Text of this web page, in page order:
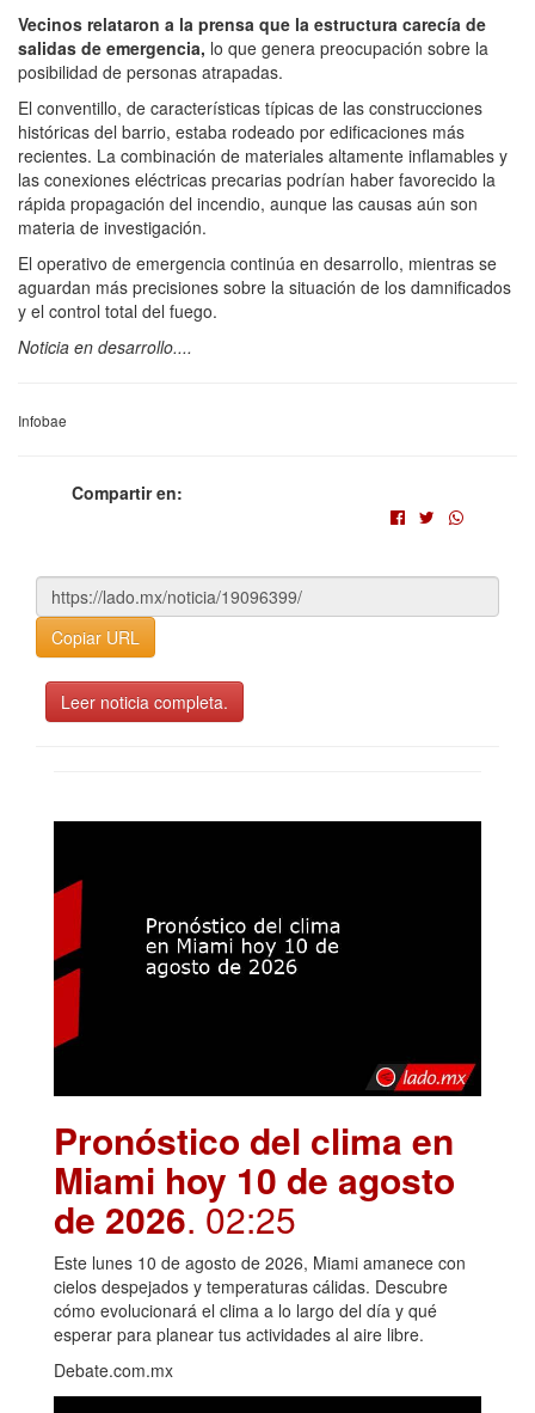
Vecinos relataron a la prensa que la estructura carecía de
salidas de emergencia, lo que genera preocupación sobre la
posibilidad de personas atrapadas.
El conventillo, de características típicas de las construcciones
históricas del barrio, estaba rodeado por edificaciones más
recientes. La combinación de materiales altamente inflamables y
las conexiones eléctricas precarias podrían haber favorecido la
rápida propagación del incendio, aunque las causas aún son
materia de investigación.
El operativo de emergencia continúa en desarrollo, mientras se
aguardan más precisiones sobre la situación de los damnificados
y el control total del fuego.
Noticia en desarrollo....
Infobae
Compartir en:
Copiar URL
Leer noticia completa.
Pronóstico del clima en
Miami hoy 10 de agosto
de 2026. 02:25
Este lunes 10 de agosto de 2026, Miami amanece con
cielos despejados y temperaturas cálidas. Descubre
cómo evolucionará el clima a lo largo del día y qué
esperar para planear tus actividades al aire libre.
Debate.com.mx